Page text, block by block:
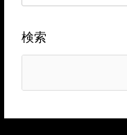
検索